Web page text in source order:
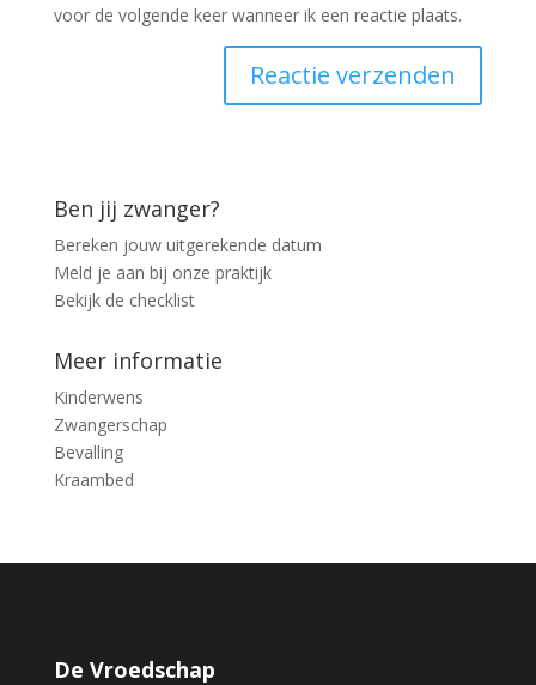
voor de volgende keer wanneer ik een reactie plaats.
Ben jij zwanger?
Bereken jouw uitgerekende datum
Meld je aan bij onze praktijk
Bekijk de checklist
Meer informatie
Kinderwens
Zwangerschap
Bevalling
Kraambed
De Vroedschap